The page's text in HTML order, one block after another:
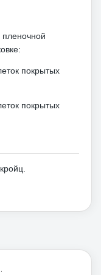
пленочной
покрытых
покрытых